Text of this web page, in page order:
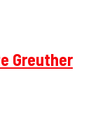
Greuther